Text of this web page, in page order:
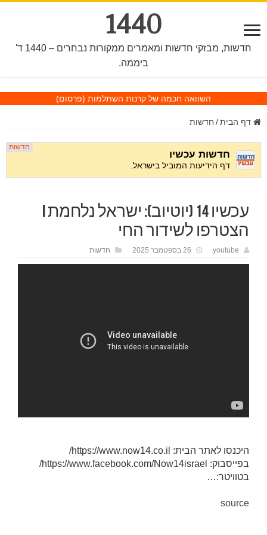
1440
חדשות, מבזקי חדשות ומאמרים ממקורות נבחרים – 1440 ד'
ביממה.
השוואה חכמה של קרנות השתלמות (פרסום)
דף הבית / חדשות
עכשיו 14 (יוטיוב): ישראל נלחמת I
הצטרפו לשידור החי
youtube 26 בספטמבר 2025 חדשות
היכנסו לאתר הבית: https://www.now14.co.il/
בפייסבוק: https://www.facebook.com/Now14israel/
בטוויטר:…
source